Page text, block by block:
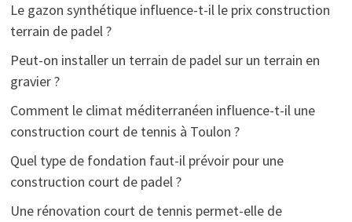
Le gazon synthétique influence-t-il le prix construction
terrain de padel ?
Peut-on installer un terrain de padel sur un terrain en
gravier ?
Comment le climat méditerranéen influence-t-il une
construction court de tennis à Toulon ?
Quel type de fondation faut-il prévoir pour une
construction court de padel ?
Une rénovation court de tennis permet-elle de